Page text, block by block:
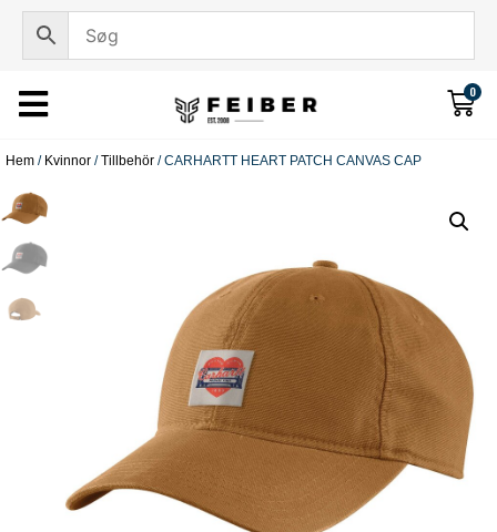
0
Hem / Kvinnor /Tillbehör / CARHARTT HEART PATCH CANVAS CAP